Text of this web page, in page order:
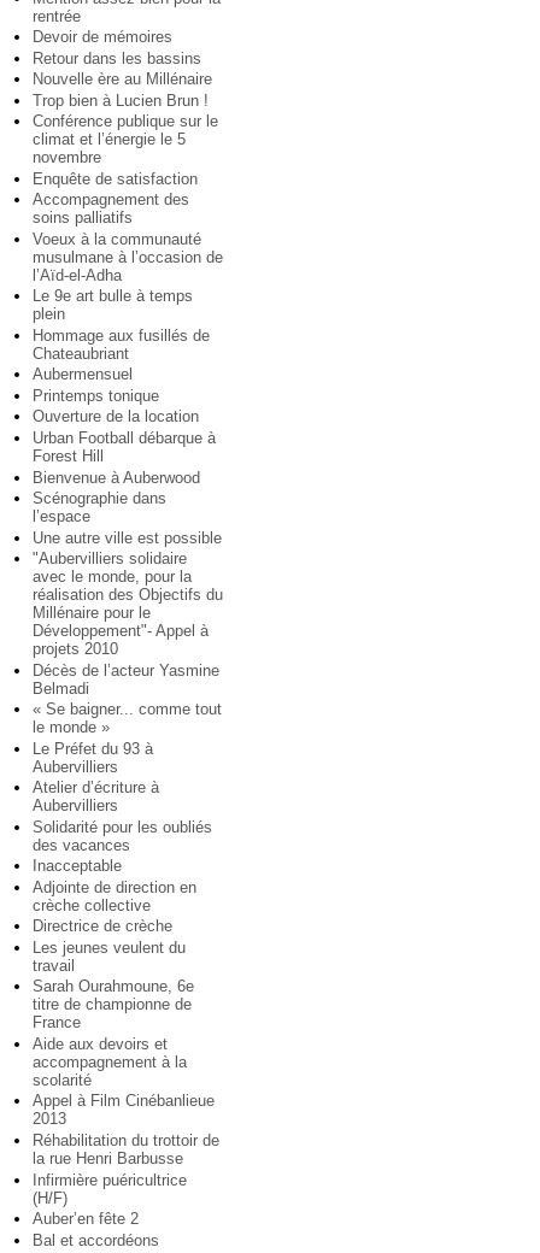
rentrée
Devoir de mémoires
Retour dans les bassins
Nouvelle ère au Millénaire
Trop bien à Lucien Brun !
Conférence publique sur le
climat et l’énergie le 5
novembre
Enquête de satisfaction
Accompagnement des
soins palliatifs
Voeux à la communauté
musulmane à l’occasion de
l’Aïd-el-Adha
Le 9e art bulle à temps
plein
Hommage aux fusillés de
Chateaubriant
Aubermensuel
Printemps tonique
Ouverture de la location
Urban Football débarque à
Forest Hill
Bienvenue à Auberwood
Scénographie dans
l’espace
Une autre ville est possible
"Aubervilliers solidaire
avec le monde, pour la
réalisation des Objectifs du
Millénaire pour le
Développement"- Appel à
projets 2010
Décès de l’acteur Yasmine
Belmadi
« Se baigner... comme tout
le monde »
Le Préfet du 93 à
Aubervilliers
Atelier d’écriture à
Aubervilliers
Solidarité pour les oubliés
des vacances
Inacceptable
Adjointe de direction en
crèche collective
Directrice de crèche
Les jeunes veulent du
travail
Sarah Ourahmoune, 6e
titre de championne de
France
Aide aux devoirs et
accompagnement à la
scolarité
Appel à Film Cinébanlieue
2013
Réhabilitation du trottoir de
la rue Henri Barbusse
Infirmière puéricultrice
(H/F)
Auber’en fête 2
Bal et accordéons